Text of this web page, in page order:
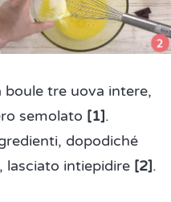
tre uova intere,
semolato [1].
dopodiché
lasciato intiepidire [2].